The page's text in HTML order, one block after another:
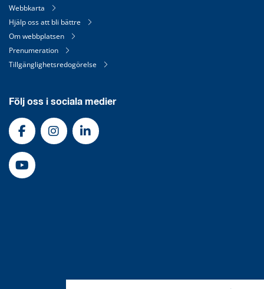
Webbkarta
Hjälp oss att bli bättre
Om webbplatsen
Prenumeration
Tillgänglighetsredogörelse
Följ oss i sociala medier